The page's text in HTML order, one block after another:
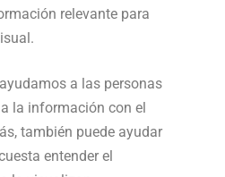
relevante para
a las personas
la información con el
también puede ayudar
entender el